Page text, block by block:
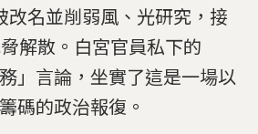
改名並削弱風、光研究，接
解散。白宮官員私下的
」言論，坐實了這是一場以
碼的政治報復。